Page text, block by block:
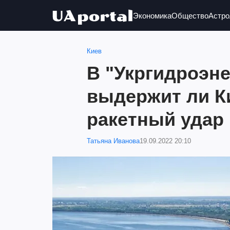
ЭкономикаОбщество
Киев
В
выдержит ли
ракетный удар
Татьяна Иванова19.09.2022 20:10